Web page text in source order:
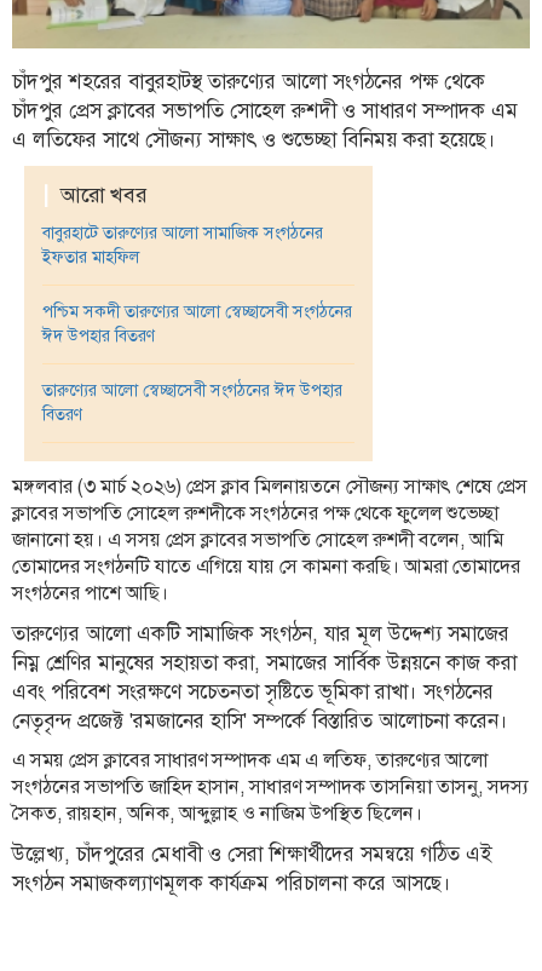
আদালত
সম্পাদকীয়
কৃষি
প্রকৃতি
অপরাধ
চাঁদপুর
জেলার
খবর
প্রবাস
তথ্য-
মতামত
ধর্ম
শিশু-
কিশোর
ক্যাম্পাস
সাহিত্য
সংস্কৃতি
নারী
ও
শিশু
চাঁদপুর শহরের বাবুরহাটস্থ তারুণ্যের আলো সংগঠনের পক্ষ থেকে
চাঁদপুর প্রেস ক্লাবের সভাপতি সোহেল রুশদী ও সাধারণ সম্পাদক এম
এ লতিফের সাথে সৌজন্য সাক্ষাৎ ও শুভেচ্ছা বিনিময় করা হয়েছে।
আরো খবর
বাবুরহাটে তারুণ্যের আলো সামাজিক সংগঠনের
ইফতার মাহফিল
পশ্চিম সকদী তারুণ্যের আলো স্বেচ্ছাসেবী সংগঠনের
ঈদ উপহার বিতরণ
তারুণ্যের আলো স্বেচ্ছাসেবী সংগঠনের ঈদ উপহার
বিতরণ
মঙ্গলবার (৩ মার্চ ২০২৬) প্রেস ক্লাব মিলনায়তনে সৌজন্য সাক্ষাৎ শেষে প্রেস
ক্লাবের সভাপতি সোহেল রুশদীকে সংগঠনের পক্ষ থেকে ফুলেল শুভেচ্ছা
জানানো হয়। এ সসয় প্রেস ক্লাবের সভাপতি সোহেল রুশদী বলেন, আমি
তোমাদের সংগঠনটি যাতে এগিয়ে যায় সে কামনা করছি। আমরা তোমাদের
সংগঠনের পাশে আছি।
তারুণ্যের আলো একটি সামাজিক সংগঠন, যার মূল উদ্দেশ্য সমাজের
নিম্ন শ্রেণির মানুষের সহায়তা করা, সমাজের সার্বিক উন্নয়নে কাজ করা
এবং পরিবেশ সংরক্ষণে সচেতনতা সৃষ্টিতে ভূমিকা রাখা। সংগঠনের
নেতৃবৃন্দ প্রজেক্ট 'রমজানের হাসি' সম্পর্কে বিস্তারিত আলোচনা করেন।
এ সময় প্রেস ক্লাবের সাধারণ সম্পাদক এম এ লতিফ, তারুণ্যের আলো
সংগঠনের সভাপতি জাহিদ হাসান, সাধারণ সম্পাদক তাসনিয়া তাসনু, সদস্য
সৈকত, রায়হান, অনিক, আব্দুল্লাহ ও নাজিম উপস্থিত ছিলেন।
উল্লেখ্য, চাঁদপুরের মেধাবী ও সেরা শিক্ষার্থীদের সমন্বয়ে গঠিত এই
সংগঠন সমাজকল্যাণমূলক কার্যক্রম পরিচালনা করে আসছে।